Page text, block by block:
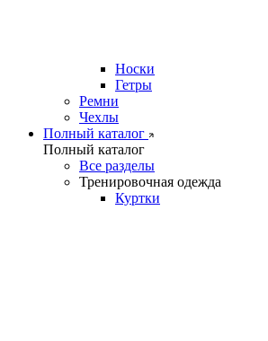
Носки
Гетры
Ремни
Чехлы
Полный каталог
Полный каталог
Все разделы
Тренировочная одежда
Куртки